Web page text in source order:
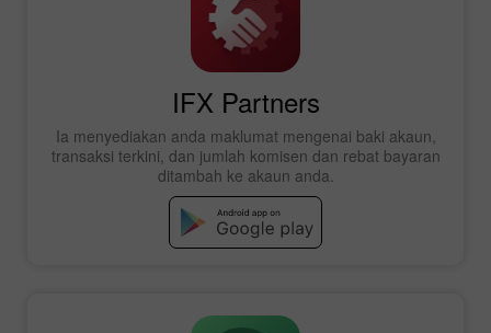
IFX Partners
Ia menyediakan anda maklumat mengenai baki akaun,
transaksi terkini, dan jumlah komisen dan rebat bayaran
ditambah ke akaun anda.